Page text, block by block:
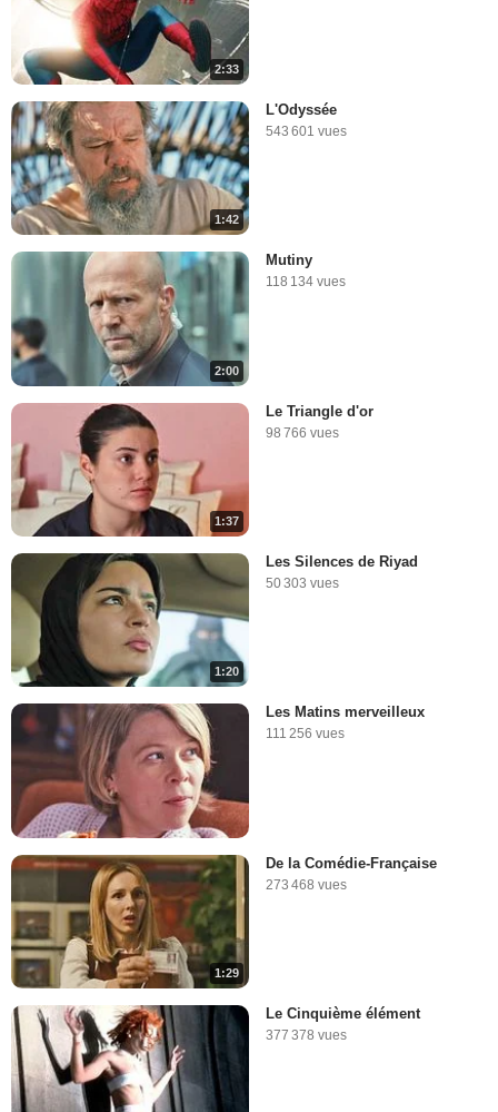
2:33
1:42
L'Odyssée
543 601 vues
2:00
Mutiny
118 134 vues
1:37
Le Triangle d'or
98 766 vues
1:20
Les Silences de Riyad
50 303 vues
Les Matins merveilleux
111 256 vues
1:29
De la Comédie-Française
273 468 vues
Le Cinquième élément
377 378 vues